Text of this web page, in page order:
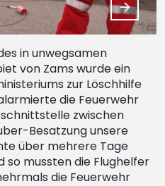
in unwegsamen
von Zams wurde ein
zur Löschhilfe
die Feuerwehr
zwischen
Besatzung unsere
über mehrere Tage
mussten die Flughelfer
die Feuerwehr